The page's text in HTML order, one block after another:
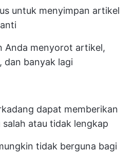
untuk menyimpan artikel
Anda menyorot artikel,
dan banyak lagi
dapat memberikan
atau tidak lengkap
tidak berguna bagi